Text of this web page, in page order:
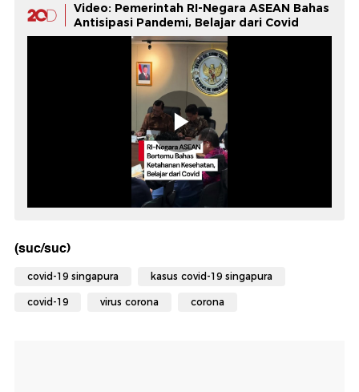
Video: Pemerintah RI-Negara ASEAN Bahas
Antisipasi Pandemi, Belajar dari Covid
(suc/suc)
covid-19 singapura kasus covid-19 singapura
covid-19 virus corona corona